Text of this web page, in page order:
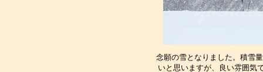
念願の雪となりました。積雪
いと思いますが、良い雰囲気